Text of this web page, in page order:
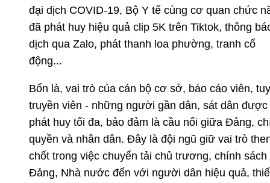
đại dịch COVID-19, Bộ Y tế cùng cơ quan chức
đã phát huy hiệu quả clip 5K trên Tiktok, thông
dịch qua Zalo, phát thanh loa phường, tranh cổ
động...
Bốn là, vai trò của cán bộ cơ sở, báo cáo viên,
truyền viên - những người gần dân, sát dân được
phát huy tối đa, bảo đảm là cầu nối giữa Đảng,
quyền và nhân dân. Đây là đội ngũ giữ vai trò
chốt trong việc chuyển tải chủ trương, chính sách
Đảng, Nhà nước đến với người dân hiệu quả,